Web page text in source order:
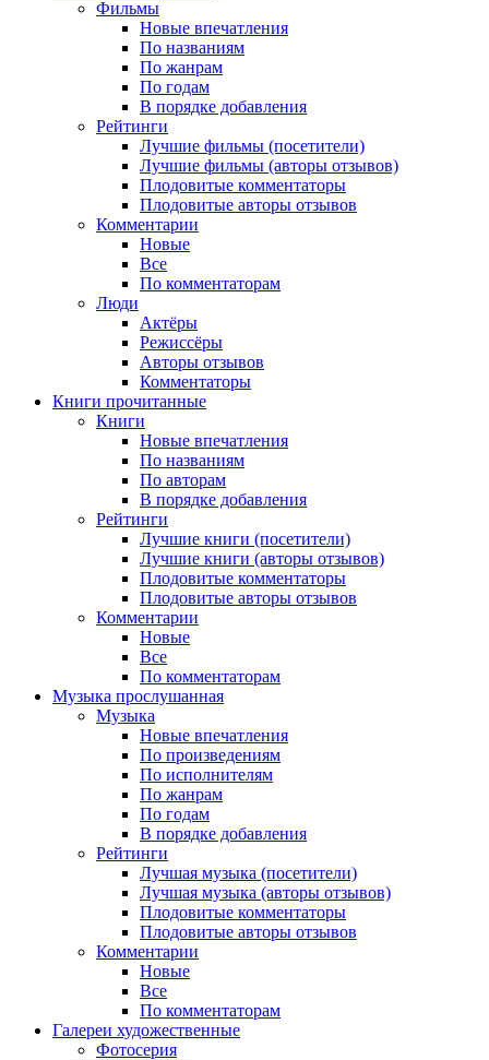
Фильмы
Новые впечатления
По названиям
По жанрам
По годам
В порядке добавления
Рейтинги
Лучшие фильмы (посетители)
Лучшие фильмы (авторы отзывов)
Плодовитые комментаторы
Плодовитые авторы отзывов
Комментарии
Новые
Все
По комментаторам
Люди
Актёры
Режиссёры
Авторы отзывов
Комментаторы
Книги прочитанные
Книги
Новые впечатления
По названиям
По авторам
В порядке добавления
Рейтинги
Лучшие книги (посетители)
Лучшие книги (авторы отзывов)
Плодовитые комментаторы
Плодовитые авторы отзывов
Комментарии
Новые
Все
По комментаторам
Музыка прослушанная
Музыка
Новые впечатления
По произведениям
По исполнителям
По жанрам
По годам
В порядке добавления
Рейтинги
Лучшая музыка (посетители)
Лучшая музыка (авторы отзывов)
Плодовитые комментаторы
Плодовитые авторы отзывов
Комментарии
Новые
Все
По комментаторам
Галереи художественные
Фотосерия